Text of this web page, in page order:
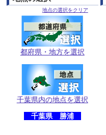
地点の選択をクリア
都府県・地方を選択
千葉県内の地点を選択
千葉県 勝浦